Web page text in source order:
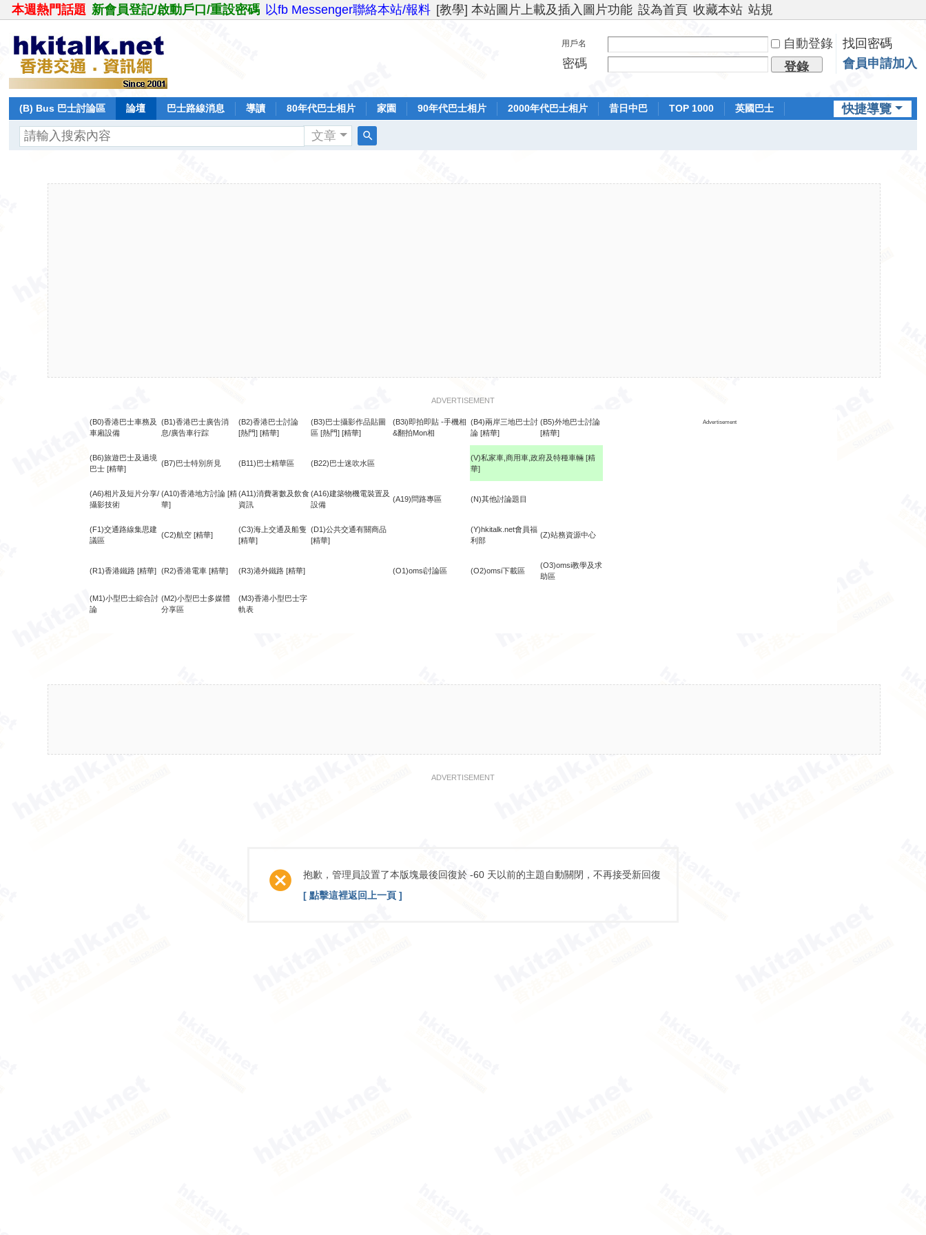
本週熱門話題 新會員登記/啟動戶口/重設密碼 以fb Messenger聯絡本站/報料 [教學] 本站圖片上載及插入圖片功能 設為首頁 收藏本站 站規
用戶名 自動登錄
找回密碼
密碼
登錄 會員申請加入
快捷導覽
(B) Bus 巴士討論區 論壇 巴士路線消息 導讀 80年代巴士相片 家園 90年代巴士相片 2000年代巴士相片 昔日中巴 TOP 1000
英國巴士
文章
ADVERTISEMENT
(B0)香港巴士車務及
車廂設備
(B1)香港巴士廣告消
息/廣告車行踪
(B2)香港巴士討論
[熱門] [精華]
(B3)巴士攝影作品貼圖
區 [熱門] [精華]
(B3i)即拍即貼 -手機相
&翻拍Mon相
(B4)兩岸三地巴士討
論 [精華]
(B5)外地巴士討論
[精華]
Advertisement
(B6)旅遊巴士及過境
巴士 [精華]
(B7)巴士特別所見 (B11)巴士精華區 (B22)巴士迷吹水區
(V)私家車,商用車,政府及特種車輛 [精
華]
(A6)相片及短片分享/
攝影技術
(A10)香港地方討論 [精
華]
(A11)消費著數及飲食
資訊
(A16)建築物機電裝置及
設備
(A19)問路專區 (N)其他討論題目
(F1)交通路線集思建
議區
(C2)航空 [精華]
(C3)海上交通及船隻
[精華]
(D1)公共交通有關商品
[精華]
(Y)hkitalk.net會員福
利部
(Z)站務資源中心
(R1)香港鐵路 [精華] (R2)香港電車 [精華] (R3)港外鐵路 [精華] (O1)omsi討論區 (O2)omsi下載區
(O3)omsi教學及求
助區
(M1)小型巴士綜合討
論
(M2)小型巴士多媒體
分享區
(M3)香港小型巴士字
軌表
ADVERTISEMENT
抱歉，管理員設置了本版塊最後回復於 -60 天以前的主題自動關閉，不再接受新回復
[ 點擊這裡返回上一頁 ]